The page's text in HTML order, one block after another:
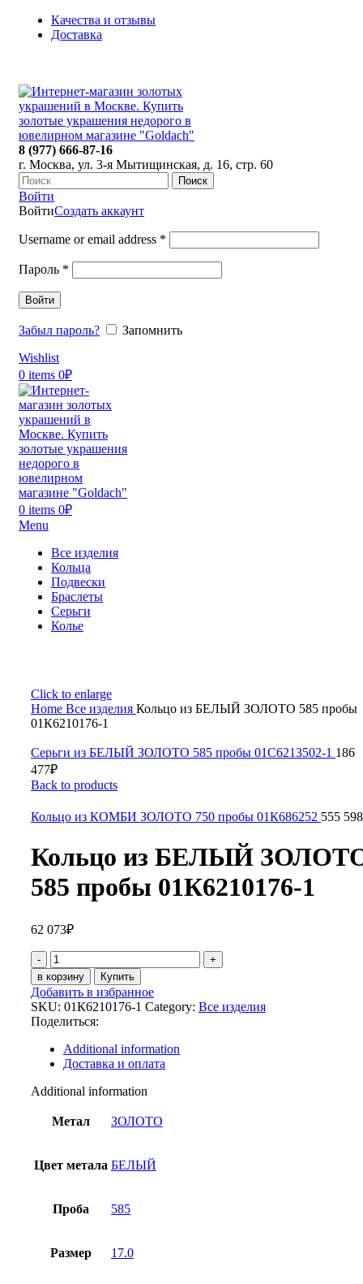
Качества и отзывы
Доставка
8 (977) 666-87-16
г. Москва, ул. 3-я Мытищинская, д. 16, стр. 60
Поиск
Войти
ВойтиСоздать аккаунт
Username or email address *
Пароль *
Войти
Забыл пароль?
Запомнить
Wishlist
0 items 0₽
0 items 0₽
Menu
Все изделия
Кольца
Подвески
Браслеты
Серьги
Колье
Click to enlarge
Home Все изделия Кольцо из БЕЛЫЙ ЗОЛОТО 585 пробы
01К6210176-1
Серьги из БЕЛЫЙ ЗОЛОТО 585 пробы 01С6213502-1 186
477₽
Back to products
Кольцо из КОМБИ ЗОЛОТО 750 пробы 01К686252 555 598
Кольцо из БЕЛЫЙ
585 пробы 01К6210176-1
62 073₽
Кольцо
из
БЕЛЫЙ
ЗОЛОТО
585
пробы
01К6210176-
1
quantity
в корзину Купить
Добавить в избранное
SKU: 01К6210176-1 Category: Все изделия
Поделиться:
Additional information
Доставка и оплата
Additional information
Метал ЗОЛОТО
Цвет метала БЕЛЫЙ
Проба 585
Размер 17.0